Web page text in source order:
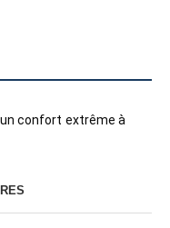
confort extrême à